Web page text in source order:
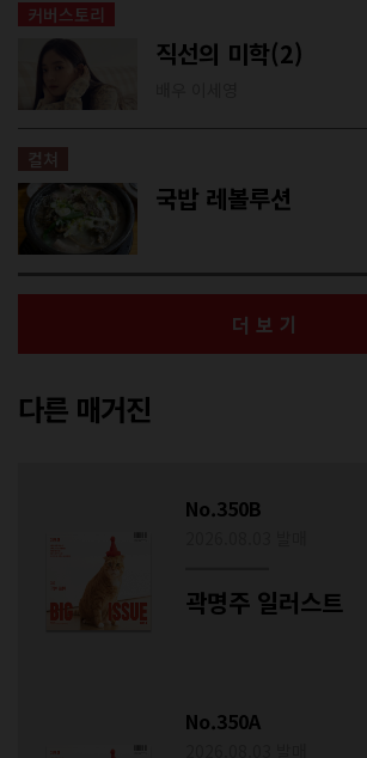
커버스토리
직선의 미학(2)
컬쳐
국밥 레볼루션
더보기
다른 매거진
No.350B
곽명주 일러스트
No.350A